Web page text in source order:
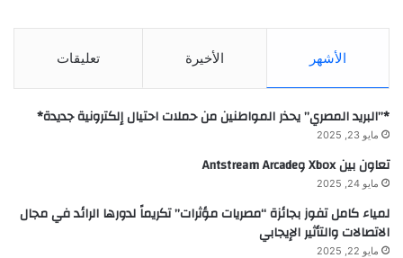
الأشهر الأخيرة تعليقات
*”البريد المصري” يحذر المواطنين من حملات احتيال إلكترونية جديدة*
مايو 23, 2025
تعاون بين Xbox وAntstream Arcade
مايو 24, 2025
لمياء كامل تفوز بجائزة “مصريات مؤثرات” تكريماً لدورها الرائد في مجال
الاتصالات والتأثير الإيجابي
مايو 22, 2025